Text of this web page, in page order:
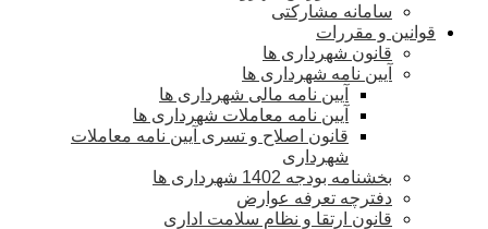
سامانه مشارکتی
قوانین و مقررات
قانون شهرداری ها
آیین نامه شهرداری ها
آیین نامه مالی شهرداری ها
آیین نامه معاملات شهرداری ها
قانون اصلاح و تسری آیین نامه معاملات
شهرداری
بخشنامه بودجه 1402 شهرداری ها
دفترچه تعرفه عوارض
قانون ارتقا و نظام سلامت اداری